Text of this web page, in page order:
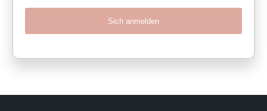
Sich anmelden